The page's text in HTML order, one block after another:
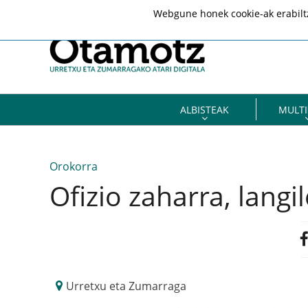
ALBISTEAK
Orokorra
Ofizio zaharra,
Urretxu eta Zumarraga
Webgune honek cookie-ak